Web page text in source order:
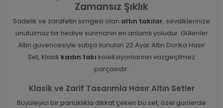
Zamansız Şıklık
Sadelik ve zarafetin simgesi olan altın takılar, sevdiklerinize
unutulmaz bir hediye sunmanın en anlamlı yoludur. Gülenler
Altın güvencesiyle satışa sunulan 22 Ayar Altın Dorika Hasır
Set, klasik kadın takı koleksiyonlarının vazgeçilmez
parçasıdır.
Klasik ve Zarif Tasarımla Hasır Altın Setler
Büyüleyici bir parlaklıkla dikkat çeken bu set, özel günlerde